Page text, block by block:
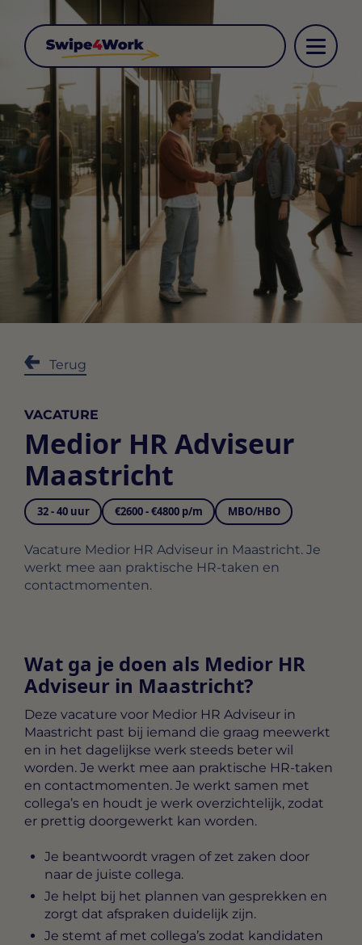
Terug
VACATURE
Medior HR Adviseur
Maastricht
32 - 40 uur €2600 - €4800 p/m MBO/HBO
Vacature Medior HR Adviseur in Maastricht. Je
werkt mee aan praktische HR-taken en
contactmomenten.
Wat ga je doen als Medior HR
Adviseur in Maastricht?
Deze vacature voor Medior HR Adviseur in
Maastricht past bij iemand die graag meewerkt
en in het dagelijkse werk steeds beter wil
worden. Je werkt mee aan praktische HR-taken
en contactmomenten. Je werkt samen met
collega’s en houdt je werk overzichtelijk, zodat
er prettig doorgewerkt kan worden.
Je beantwoordt vragen of zet zaken door
naar de juiste collega.
Je helpt bij het plannen van gesprekken en
zorgt dat afspraken duidelijk zijn.
Je stemt af met collega’s zodat kandidaten